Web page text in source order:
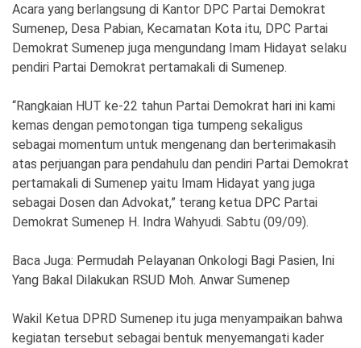
Indeks Birokrasi
©
News
Indonesia
.
Reserve
Acara yang berlangsung di Kantor DPC Partai Demokrat
Sumenep, Desa Pabian, Kecamatan Kota itu, DPC Partai
Demokrat Sumenep juga mengundang Imam Hidayat selaku
pendiri Partai Demokrat pertamakali di Sumenep.
“Rangkaian HUT ke-22 tahun Partai Demokrat hari ini kami
kemas dengan pemotongan tiga tumpeng sekaligus
sebagai momentum untuk mengenang dan berterimakasih
atas perjuangan para pendahulu dan pendiri Partai Demokrat
pertamakali di Sumenep yaitu Imam Hidayat yang juga
sebagai Dosen dan Advokat,” terang ketua DPC Partai
Demokrat Sumenep H. Indra Wahyudi. Sabtu (09/09).
Baca Juga: Permudah Pelayanan Onkologi Bagi Pasien, Ini
Yang Bakal Dilakukan RSUD Moh. Anwar Sumenep
Wakil Ketua DPRD Sumenep itu juga menyampaikan bahwa
kegiatan tersebut sebagai bentuk menyemangati kader